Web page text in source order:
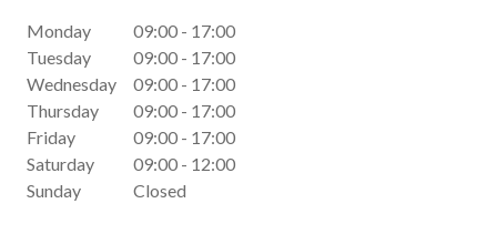
Monday
09:00 - 17:00
Tuesday
09:00 - 17:00
Wednesday
09:00 - 17:00
Thursday
09:00 - 17:00
Friday
09:00 - 17:00
Saturday
09:00 - 12:00
Sunday
Closed